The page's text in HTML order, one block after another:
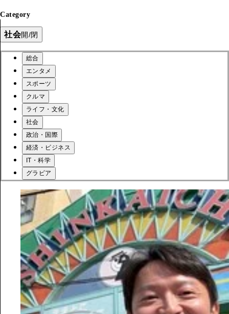
Category
社会開/閉
総合
エンタメ
スポーツ
クルマ
ライフ・文化
社会
政治・国際
経済・ビジネス
IT・科学
グラビア